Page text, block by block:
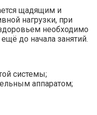
щадящим и
нагрузки, при
необходимо
до начала занятий.
системы;
аппаратом;